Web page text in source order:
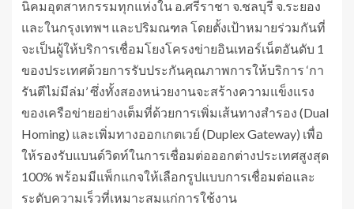
นิคมอุตสาหกรรมทุกแห่งใน อ.ศรีราชา จ.ชลบุรี จ.ระยอง
และในกรุงเทพฯ และปริมณฑล โดยตั้งเป้าหมายร่วมกันที่
จะเป็นผู้ให้บริการเชื่อมโยงโครงข่ายอินเทอร์เน็ตอันดับ 1
ของประเทศด้วยการรับประกันคุณภาพการให้บริการ ‘กา
รันตีไม่มีล่ม’ ซึ่งทั้งสองหน่วยงานจะสร้างความแข็งแรง
ของเครือข่ายอย่างเต็มที่ด้วยการเพิ่มเส้นทางสำรอง (Dual
Homing) และเพิ่มทางออกเกตเวย์ (Duplex Gateway) เพื่อ
ให้รองรับแบนด์วิดท์ในการเชื่อมต่อออกต่างประเทศสูงสุด
100% พร้อมมีแพ็กแกจให้เลือกรูปแบบการเชื่อมต่อและ
ระดับความเร็วที่เหมาะสมแก่การใช้งาน